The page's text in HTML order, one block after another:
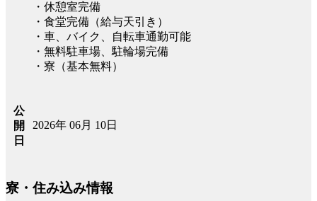
・休憩室完備
・食堂完備（給与天引き）
・車、バイク、自転車通勤可能
・無料駐車場、駐輪場完備
・寮（基本無料）
公
開
日
2026年 06月 10日
寮・住み込み情報